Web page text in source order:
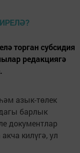
торган субсидия
редакциягә
азык-төлек
барлык
документлар
килүгә, ул